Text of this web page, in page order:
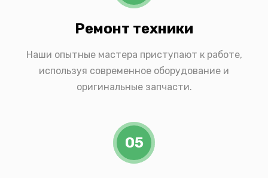
Ремонт техники
Наши опытные мастера приступают к работе,
используя современное оборудование и
оригинальные запчасти.
05